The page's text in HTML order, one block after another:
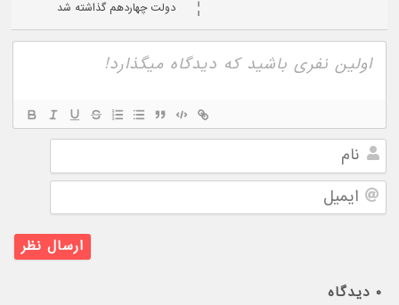
دولت چهاردهم گذاشته شد
نام
ایمیل
۰ دیدگاه